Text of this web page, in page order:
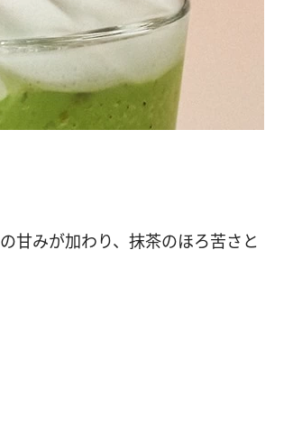
甘みが加わり、抹茶のほろ苦さと